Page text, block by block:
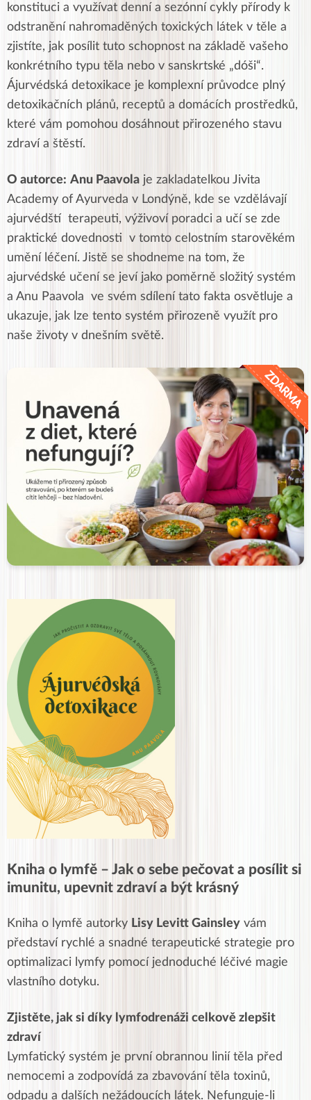
konstituci a využívat denní a sezónní cykly přírody k
odstranění nahromaděných toxických látek v těle a
zjistíte, jak posílit tuto schopnost na základě vašeho
konkrétního typu těla nebo v sanskrtské „dóši“.
Ájurvédská detoxikace je komplexní průvodce plný
detoxikačních plánů, receptů a domácích prostředků,
které vám pomohou dosáhnout přirozeného stavu
zdraví a štěstí.
O autorce: Anu Paavola je zakladatelkou Jivita
Academy of Ayurveda v Londýně, kde se vzdělávají
ajurvédští terapeuti, výživoví poradci a učí se zde
praktické dovednosti v tomto celostním starověkém
umění léčení. Jistě se shodneme na tom, že
ajurvédské učení se jeví jako poměrně složitý systém
a Anu Paavola ve svém sdílení tato fakta osvětluje a
ukazuje, jak lze tento systém přirozeně využít pro
naše životy v dnešním světě.
Kniha o lymfě – Jak o sebe pečovat a posílit si
imunitu, upevnit zdraví a být krásný
Kniha o lymfě autorky Lisy Levitt Gainsley vám
představí rychlé a snadné terapeutické strategie pro
optimalizaci lymfy pomocí jednoduché léčivé magie
vlastního dotyku.
Zjistěte, jak si díky lymfodrenáži celkově zlepšit
zdraví
Lymfatický systém je první obrannou linií těla před
nemocemi a zodpovídá za zbavování těla toxinů,
odpadu a dalších nežádoucích látek. Nefunguje-li